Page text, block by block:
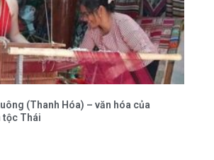
(Thanh Hóa) – văn hóa của
tộc Thái